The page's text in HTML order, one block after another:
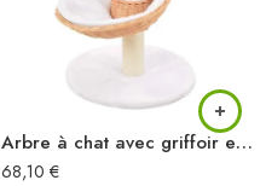
Arbre à chat avec griffoir en sisal Naturel Bois de saule
68,10 €